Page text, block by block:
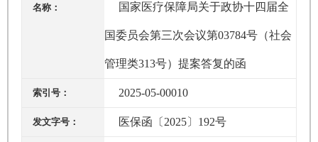
名称： 国家医疗保障局关于政协十四届全
国委员会第三次会议第03784号（社会
管理类313号）提案答复的函
索引号： 2025-05-00010
发文字号： 医保函〔2025〕192号